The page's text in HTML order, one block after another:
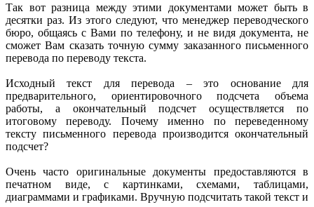
Так вот разница между этими документами может быть в
десятки раз. Из этого следуют, что менеджер переводческого
бюро, общаясь с Вами по телефону, и не видя документа, не
сможет Вам сказать точную сумму заказанного письменного
перевода по переводу текста.
Исходный текст для перевода – это основание для
предварительного, ориентировочного подсчета объема
работы, а окончательный подсчет осуществляется по
итоговому переводу. Почему именно по переведенному
тексту письменного перевода производится окончательный
подсчет?
Очень часто оригинальные документы предоставляются в
печатном виде, с картинками, схемами, таблицами,
диаграммами и графиками. Вручную подсчитать такой текст и